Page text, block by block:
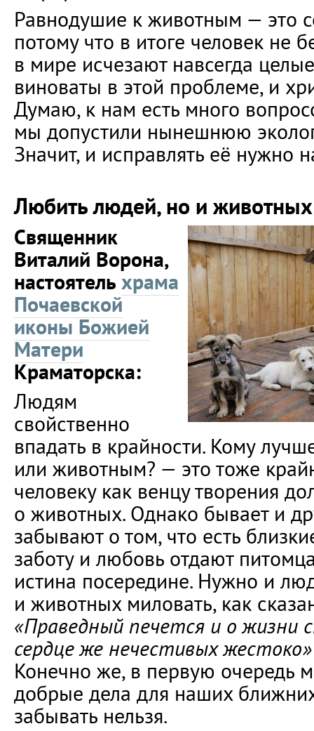
Равнодушие к животным — это
потому что в итоге человек не
в мире исчезают навсегда
виноваты в этой проблеме, и
Думаю, к нам есть много
мы допустили нынешнюю
Значит, и исправлять её нужно
Любить людей, но и
Священник
Виталий Ворона,
настоятель храма
Почаевской
иконы Божией
Матери
Краматорска:
Людям
свойственно
впадать в крайности. Кому
или животным? — это тоже
человеку как венцу творения
о животных. Однако бывает и
забывают о том, что есть
заботу и любовь отдают
истина посередине. Нужно и
и животных миловать, как
«Праведный печется и о жизни
сердце же нечестивых жестоко»
Конечно же, в первую очередь
добрые дела для наших
забывать нельзя.